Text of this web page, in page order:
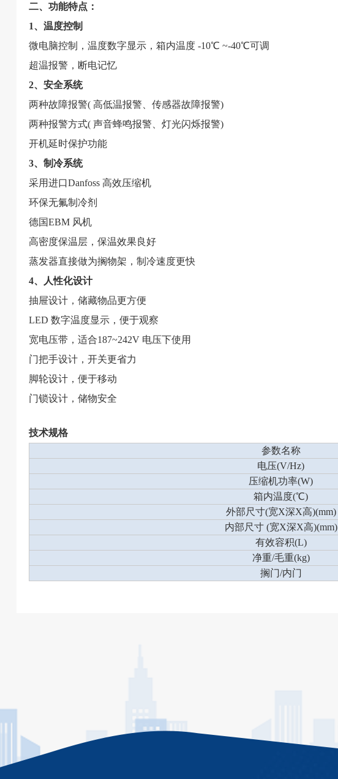
二、功能特点：
1、温度控制
微电脑控制，温度数字显示，箱内温度 -10℃ ~-40℃可调
超温报警，断电记忆
2、安全系统
两种故障报警( 高低温报警、传感器故障报警)
两种报警方式( 声音蜂鸣报警、灯光闪烁报警)
开机延时保护功能
3、制冷系统
采用进口Danfoss 高效压缩机
环保无氟制冷剂
德国EBM 风机
高密度保温层，保温效果良好
蒸发器直接做为搁物架，制冷速度更快
4、人性化设计
抽屉设计，储藏物品更方便
LED 数字温度显示，便于观察
宽电压带，适合187~242V 电压下使用
门把手设计，开关更省力
脚轮设计，便于移动
门锁设计，储物安全
技术规格
参数名称
电压(V/Hz)
压缩机功率(W)
箱内温度(℃)
外部尺寸(宽X深X高)(mm)
内部尺寸 (宽X深X高)(mm)
有效容积(L)
净重/毛重(kg)
搁门/内门